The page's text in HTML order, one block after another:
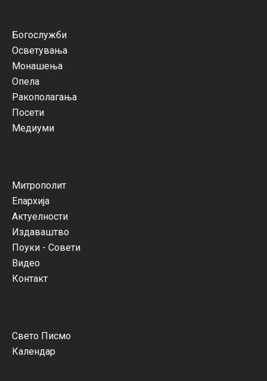
Богослужби
Осветувања
Монашења
Опела
Ракополагања
Посети
Медиуми
Митрополит
Епархија
Актуелности
Издаваштво
Поуки - Совети
Видео
Контакт
Свето Писмо
Календар